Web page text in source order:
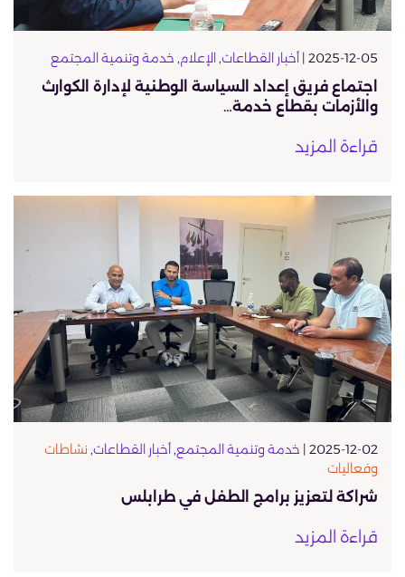
2025-12-05 | أخبار القطاعات, الإعلام, خدمة وتنمية المجتمع
اجتماع فريق إعداد السياسة الوطنية لإدارة الكوارث
والأزمات بقطاع خدمة…
قراءة المزيد
2025-12-02 | خدمة وتنمية المجتمع,أخبار القطاعات, نشاطات
وفعاليات
شراكة لتعزيز برامج الطفل في طرابلس
قراءة المزيد